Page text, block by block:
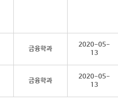
금융학과
2020-05-
13
금융학과
2020-05-
13